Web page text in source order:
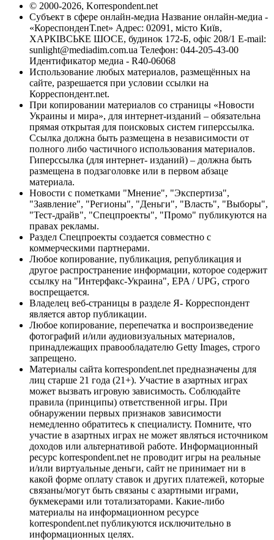
© 2000-2026, Korrespondent.net
Субъект в сфере онлайн-медиа Название онлайн-медиа -
«КореспонденТ.net» Адрес: 02091, місто Київ,
ХАРКІВСЬКЕ ШОСЕ, будинок 172-Б, офіс 208/1 E-mail:
sunlight@mediadim.com.ua Телефон: 044-205-43-00
Идентификатор медиа - R40-06068
Использование любых материалов, размещённых на
сайте, разрешается при условии ссылки на
Корреспондент.net.
При копировании материалов со страницы «Новости
Украины и мира», для интернет-изданий – обязательна
прямая открытая для поисковых систем гиперссылка.
Ссылка должна быть размещена в независимости от
полного либо частичного использования материалов.
Гиперссылка (для интернет- изданий) – должна быть
размещена в подзаголовке или в первом абзаце
материала.
Новости с пометками "Мнение", "Экспертиза",
"Заявление", "Регионы", "Деньги", "Власть", "Выборы",
"Тест-драйв", "Спецпроекты", "Промо" публикуются на
правах рекламы.
Раздел Спецпроекты создается совместно с
коммерческими партнерами.
Любое копирование, публикация, републикация и
другое распространение информации, которое содержит
ссылку на "Интерфакс-Украина", EPA / UPG, строго
воспрещается.
Владелец веб-страницы в разделе Я- Корреспондент
является автор публикации.
Любое копирование, перепечатка и воспроизведение
фотографий и/или аудиовизуальных материалов,
принадлежащих правообладателю Getty Images, строго
запрещено.
Материалы сайта korrespondent.net предназначены для
лиц старше 21 года (21+). Участие в азартных играх
может вызвать игровую зависимость. Соблюдайте
правила (принципы) ответственной игры. При
обнаружении первых признаков зависимости
немедленно обратитесь к специалисту. Помните, что
участие в азартных играх не может являться источником
доходов или альтернативой работе. Информационный
ресурс korrespondent.net не проводит игры на реальные
и/или виртуальные деньги, сайт не принимает ни в
какой форме оплату ставок и других платежей, которые
связаны/могут быть связаны с азартными играми,
букмекерами или тотализаторами. Какие-либо
материалы на информационном ресурсе
korrespondent.net публикуются исключительно в
информационных целях.